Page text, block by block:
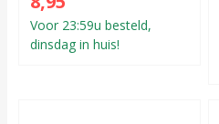
Voor 23:59u besteld,
dinsdag in huis!